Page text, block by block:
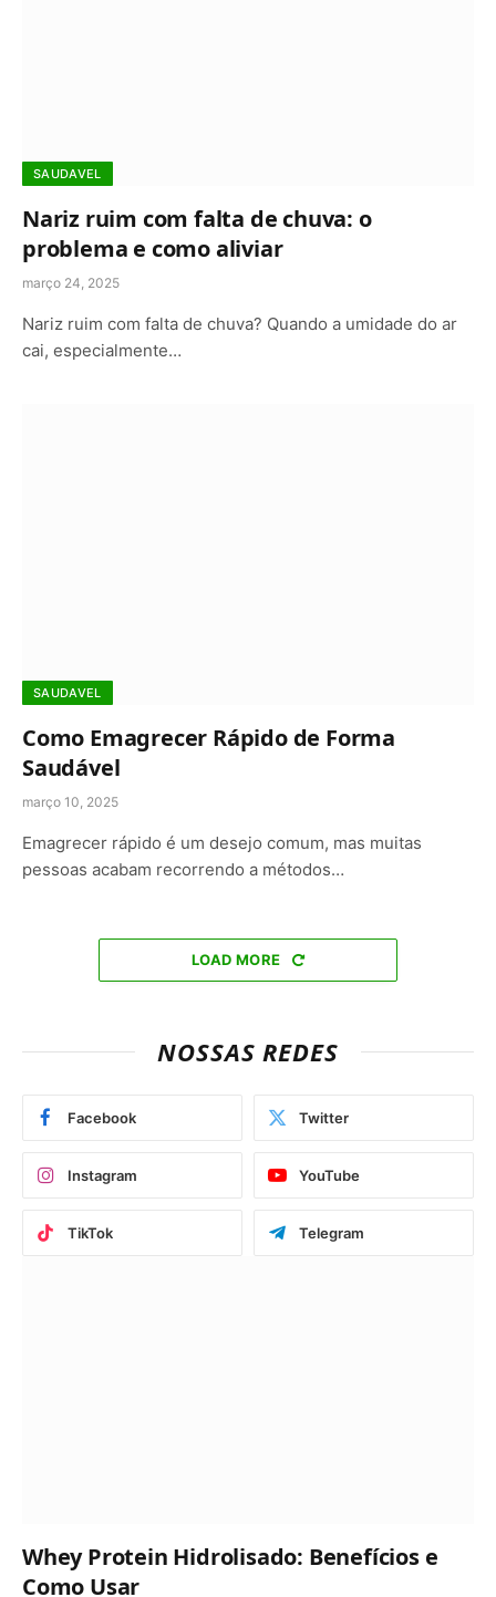
SAUDAVEL
Nariz ruim com falta de chuva: o
problema e como aliviar
março 24, 2025
Nariz ruim com falta de chuva? Quando a umidade do ar
cai, especialmente…
SAUDAVEL
Como Emagrecer Rápido de Forma
Saudável
março 10, 2025
Emagrecer rápido é um desejo comum, mas muitas
pessoas acabam recorrendo a métodos…
LOAD MORE
NOSSAS REDES
Facebook Twitter
Instagram YouTube
TikTok Telegram
Whey Protein Hidrolisado: Benefícios e
Como Usar